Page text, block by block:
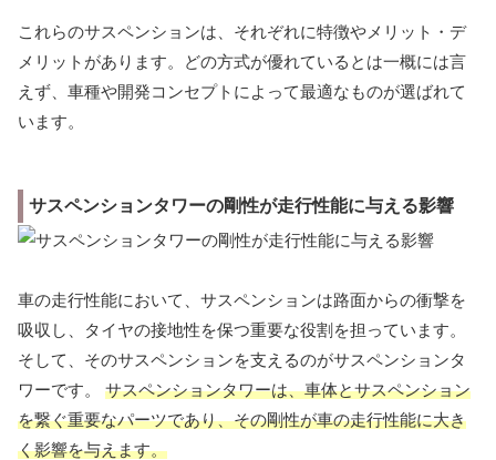
これらのサスペンションは、それぞれに特徴やメリット・デ
メリットがあります。どの方式が優れているとは一概には言
えず、車種や開発コンセプトによって最適なものが選ばれて
います。
サスペンションタワーの剛性が走行性能に与える影響
車の走行性能において、サスペンションは路面からの衝撃を
吸収し、タイヤの接地性を保つ重要な役割を担っています。
そして、そのサスペンションを支えるのがサスペンションタ
ワーです。 サスペンションタワーは、車体とサスペンション
を繋ぐ重要なパーツであり、その剛性が車の走行性能に大き
く影響を与えます。